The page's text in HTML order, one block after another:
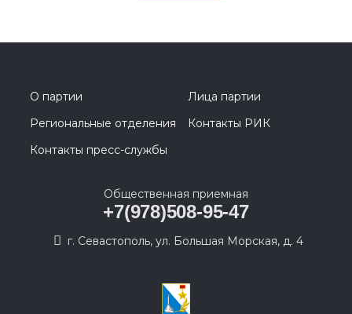
О партии
Лица партии
Региональные отделения
Контакты РИК
Контакты пресс-службы
Общественная приемная
+7(978)508-95-47
г. Севастополь, ул. Большая Морская, д. 4